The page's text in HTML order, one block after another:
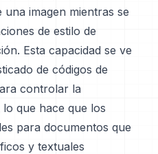
imagen mientras se
de estilo de
Esta capacidad se ve
de códigos de
controlar la
que hace que los
para documentos que
y textuales